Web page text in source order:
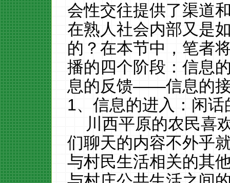
会性交往提供了渠道
在熟人社会内部又是
的？在本节中，笔者
播的四个阶段：信息
息的反馈——信息的
1、信息的进入：闲话
川西平原的农民喜
们聊天的内容不外乎
与村民生活相关的其